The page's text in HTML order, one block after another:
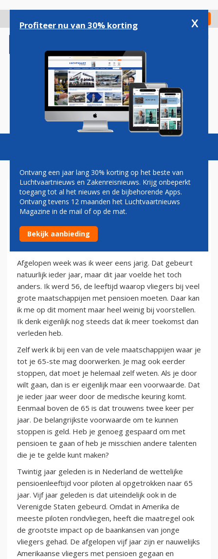
gaan
Check in
Magazine Podcasts Vacatures
JAN COCHERET:
PENSIOENLEEFTIJD
29 juli 2013
Afgelopen week was ik weer eens jarig. Dat gebeurt
natuurlijk ieder jaar, maar dit jaar voelde het toch
anders. Ik werd 56, de leeftijd waarop vliegers bij veel
grote maatschappijen met pensioen moeten. Daar kan
ik me op dit moment maar heel weinig bij voorstellen.
Ik denk eigenlijk nog steeds dat ik meer toekomst dan
verleden heb.
Zelf werk ik bij een van de vele maatschappijen waar je
tot je 65-ste mag doorwerken. Je mag ook eerder
stoppen, dat moet je helemaal zelf weten. Als je door
wilt gaan, dan is er eigenlijk maar een voorwaarde. Dat
je ieder jaar weer door de medische keuring komt.
Eenmaal boven de 65 is dat trouwens twee keer per
jaar. De belangrijkste voorwaarde om te kunnen
stoppen is geld. Heb je genoeg gespaard om met
pensioen te gaan of heb je misschien andere talenten
die je te gelde kunt maken?
Twintig jaar geleden is in Nederland de wettelijke
pensioenleeftijd voor piloten al opgetrokken naar 65
jaar. Vijf jaar geleden is dat uiteindelijk ook in de
Verenigde Staten gebeurd. Omdat in Amerika de
meeste piloten rondvliegen, heeft die maatregel ook
de grootste impact op de baankansen van jonge
vliegers gehad. De afgelopen vijf jaar zijn er nauwelijks
Amerikaanse vliegers met pensioen gegaan en
Profiteer nu van 30% korting x
Ontvang een jaar lang 30% korting op het beste van
Luchtvaartnieuws en Zakenreisnieuws. Krijg onbeperkt
toegang tot al het nieuws en de bijbehorende Apps.
Ontvang tevens 12 maanden het Luchtvaartnieuws
Magazine in de mail of op de mat.
Bekijk aanbieding